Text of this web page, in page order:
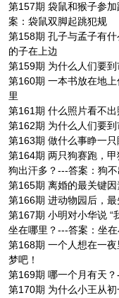
第157期 袋鼠和猴子参
案：袋鼠双脚起跳犯规
第158期 孔子与孟子有
的子在上边
第159期 为什么人们要
第160期 一本书放在地
里
第161期 什么照片看不
第162期 为什么人们要
第163期 做什么事睁一
第164期 两只狗赛跑，
狗出汗多？---答案：狗
第165期 离婚的最关键
第166期 进动物园后，
第167期 小明对小华说 “
坐在哪里？---答案：坐
第168期 一个人想在一
梦吧！
第169期 哪一个月有天
第170期 为什么小王从